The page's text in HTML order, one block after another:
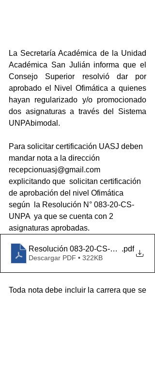
La Secretaría Académica de la Unidad
Académica San Julián informa que el
Consejo Superior resolvió dar por
aprobado el Nivel Ofimática a quienes
hayan regularizado y/o promocionado
dos asignaturas a través del Sistema
UNPAbimodal.
Para solicitar certificación UASJ deben
mandar nota a la dirección
recepcionuasj@gmail.com
explicitando que  solicitan certificación
de aprobación del nivel Ofimática
según  la Resolución N° 083-20-CS-
UNPA  ya que se cuenta con 2
asignaturas aprobadas.
Resolución 083-20-CS-UNPA
.pdf
Descargar PDF • 322KB
Toda nota debe incluir la carrera que se